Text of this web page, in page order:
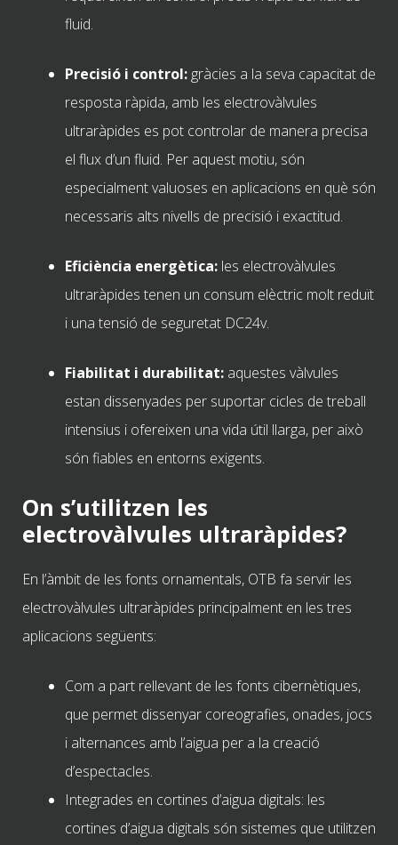
fluid.
Precisió i control: gràcies a la seva capacitat de
resposta ràpida, amb les electrovàlvules
ultraràpides es pot controlar de manera precisa
el flux d’un fluid. Per aquest motiu, són
especialment valuoses en aplicacions en què són
necessaris alts nivells de precisió i exactitud.
Eficiència energètica: les electrovàlvules
ultraràpides tenen un consum elèctric molt reduït
i una tensió de seguretat DC24v.
Fiabilitat i durabilitat: aquestes vàlvules
estan dissenyades per suportar cicles de treball
intensius i ofereixen una vida útil llarga, per això
són fiables en entorns exigents.
On s’utilitzen les
electrovàlvules ultraràpides?
En l’àmbit de les fonts ornamentals, OTB fa servir les
electrovàlvules ultraràpides principalment en les tres
aplicacions següents:
Com a part rellevant de les fonts cibernètiques,
que permet dissenyar coreografies, onades, jocs
i alternances amb l’aigua per a la creació
d’espectacles.
Integrades en cortines d’aigua digitals: les
cortines d’aigua digitals són sistemes que utilitzen